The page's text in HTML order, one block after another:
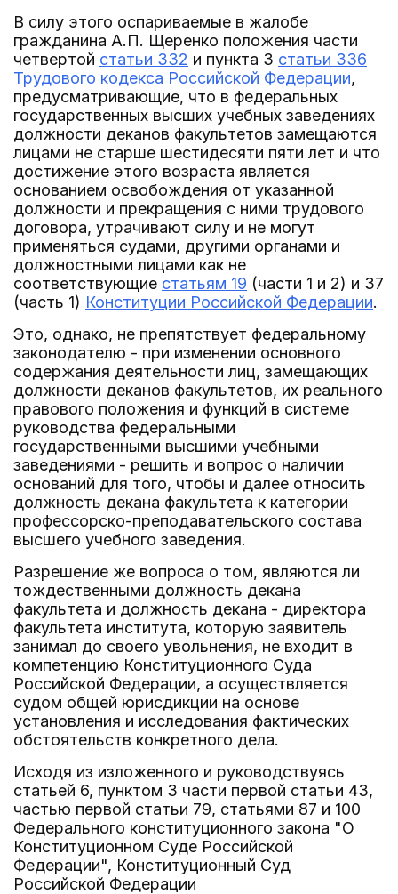
В силу этого оспариваемые в жалобе
гражданина А.П. Щеренко положения части
четвертой статьи 332 и пункта 3 статьи 336
Трудового кодекса Российской Федерации,
предусматривающие, что в федеральных
государственных высших учебных заведениях
должности деканов факультетов замещаются
лицами не старше шестидесяти пяти лет и что
достижение этого возраста является
основанием освобождения от указанной
должности и прекращения с ними трудового
договора, утрачивают силу и не могут
применяться судами, другими органами и
должностными лицами как не
соответствующие статьям 19 (части 1 и 2) и 37
(часть 1) Конституции Российской Федерации.
Это, однако, не препятствует федеральному
законодателю - при изменении основного
содержания деятельности лиц, замещающих
должности деканов факультетов, их реального
правового положения и функций в системе
руководства федеральными
государственными высшими учебными
заведениями - решить и вопрос о наличии
оснований для того, чтобы и далее относить
должность декана факультета к категории
профессорско-преподавательского состава
высшего учебного заведения.
Разрешение же вопроса о том, являются ли
тождественными должность декана
факультета и должность декана - директора
факультета института, которую заявитель
занимал до своего увольнения, не входит в
компетенцию Конституционного Суда
Российской Федерации, а осуществляется
судом общей юрисдикции на основе
установления и исследования фактических
обстоятельств конкретного дела.
Исходя из изложенного и руководствуясь
статьей 6, пунктом 3 части первой статьи 43,
частью первой статьи 79, статьями 87 и 100
Федерального конституционного закона "О
Конституционном Суде Российской
Федерации", Конституционный Суд
Российской Федерации